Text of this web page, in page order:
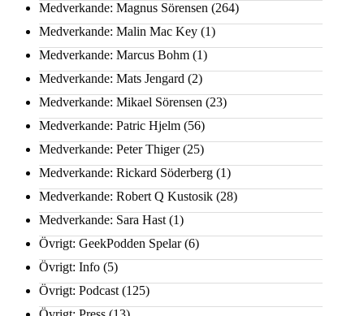
Medverkande: Magnus Sörensen (264)
Medverkande: Malin Mac Key (1)
Medverkande: Marcus Bohm (1)
Medverkande: Mats Jengard (2)
Medverkande: Mikael Sörensen (23)
Medverkande: Patric Hjelm (56)
Medverkande: Peter Thiger(25)
Medverkande: Rickard Söderberg (1)
Medverkande: Robert Q Kustosik (28)
Medverkande: Sara Hast (1)
Övrigt: GeekPodden Spelar(6)
Övrigt: Info (5)
Övrigt: Podcast (125)